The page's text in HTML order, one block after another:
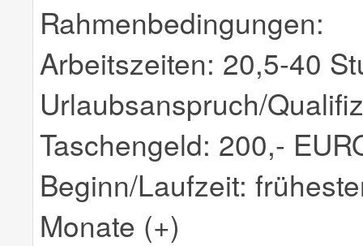
Rahmenbedingungen:
Arbeitszeiten: 20,5-40
Urlaubsanspruch/
Taschengeld: 200,-
Beginn/Laufzeit:
Monate (+)